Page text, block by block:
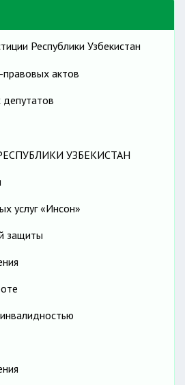
Республики Узбекистан
актов
УЗБЕКИСТАН
услуг «Инсон»
защиты